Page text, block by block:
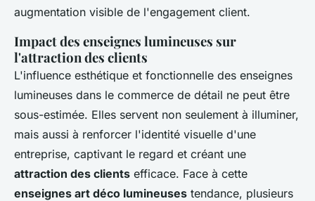
augmentation visible de l'engagement client.
Impact des enseignes lumineuses sur
l'attraction des clients
L'influence esthétique et fonctionnelle des enseignes
lumineuses dans le commerce de détail ne peut être
sous-estimée. Elles servent non seulement à illuminer,
mais aussi à renforcer l'identité visuelle d'une
entreprise, captivant le regard et créant une
attraction des clients efficace. Face à cette
enseignes art déco lumineuses tendance, plusieurs